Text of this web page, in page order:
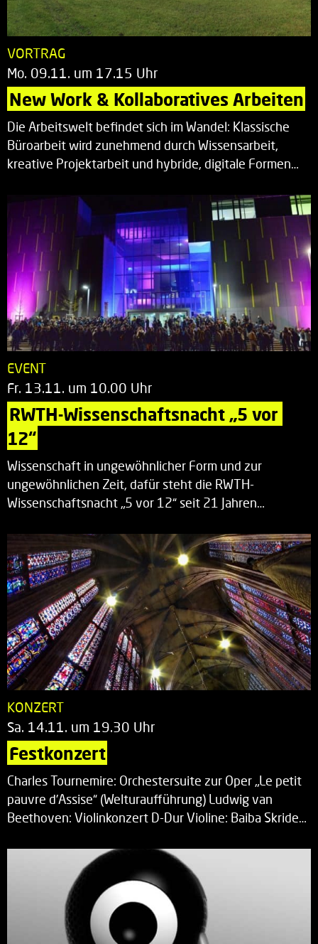
VORTRAG
Mo. 09.11. um 17.15 Uhr
New Work & Kollaboratives Arbeiten
Die Arbeitswelt befindet sich im Wandel: Klassische
Büroarbeit wird zunehmend durch Wissensarbeit,
kreative Projektarbeit und hybride, digitale Formen…
EVENT
Fr. 13.11. um 10.00 Uhr
RWTH-Wissenschaftsnacht „5 vor
12“
Wissenschaft in ungewöhnlicher Form und zur
ungewöhnlichen Zeit, dafür steht die RWTH-
Wissenschaftsnacht „5 vor 12“ seit 21 Jahren…
KONZERT
Sa. 14.11. um 19.30 Uhr
Festkonzert
Charles Tournemire: Orchestersuite zur Oper „Le petit
pauvre d’Assise“ (Welturaufführung) Ludwig van
Beethoven: Violinkonzert D-Dur Violine: Baiba Skride…